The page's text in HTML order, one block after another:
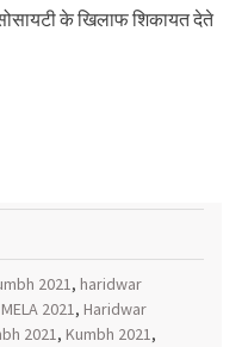
के खिलाफ शिकायत देते
2021, haridwar
2021, Haridwar
2021, Kumbh 2021,